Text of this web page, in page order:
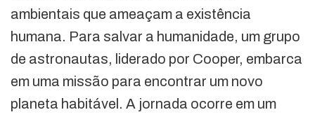
ambientais que ameaçam a existência
humana. Para salvar a humanidade, um grupo
de astronautas, liderado por Cooper, embarca
em uma missão para encontrar um novo
planeta habitável. A jornada ocorre em um